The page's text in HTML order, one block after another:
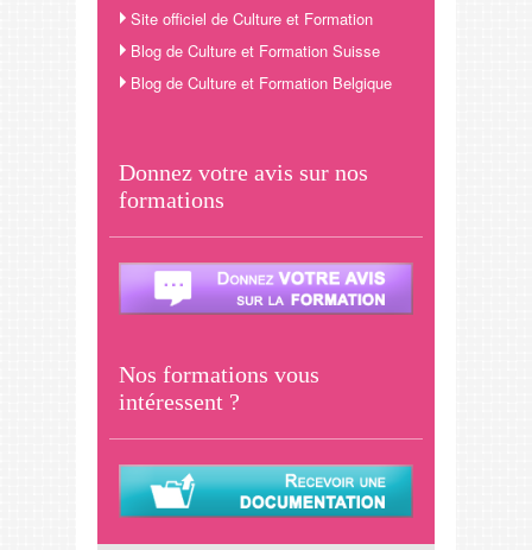
Site officiel de Culture et Formation
Blog de Culture et Formation Suisse
Blog de Culture et Formation Belgique
Donnez votre avis sur nos
formations
Nos formations vous
intéressent ?